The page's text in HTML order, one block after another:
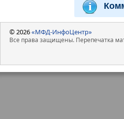
© 2026«МФД-ИнфоЦентр»
Все права защищены. Перепечатка